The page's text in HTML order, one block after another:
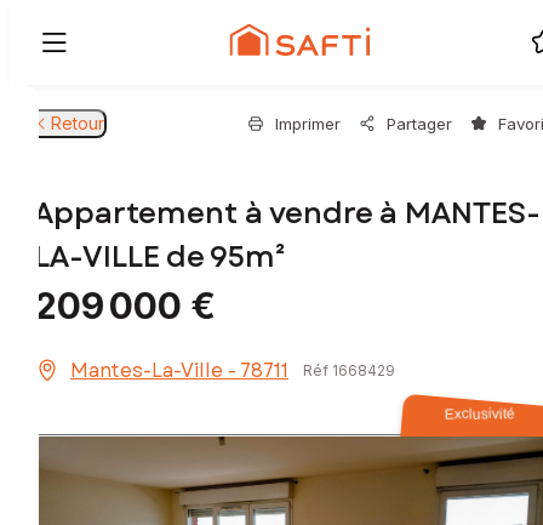
Retour Imprimer Partager
Appartement à vendre à MANTES-
LA-VILLE de 95m²
209 000 €
Mantes-La-Ville - 78711 Réf 1668429
Exclusivité